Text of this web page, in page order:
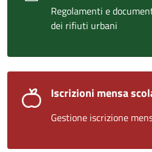
Regolamenti e
dei rifiuti urbani
Iscrizioni mensa
Gestione iscrizione